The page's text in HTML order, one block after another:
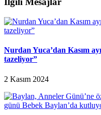
Nurdan Yuca’dan Kasım
tazeliyor”
2 Kasım 2024